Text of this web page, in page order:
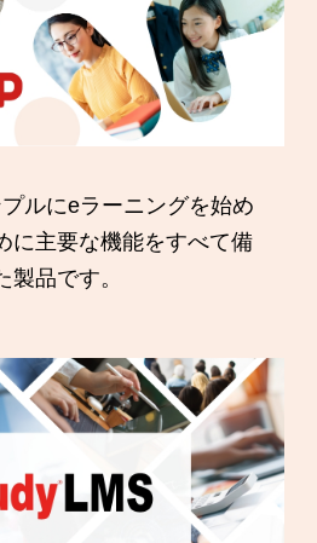
ルにeラーニングを始め
に主要な機能をすべて備
製品です。